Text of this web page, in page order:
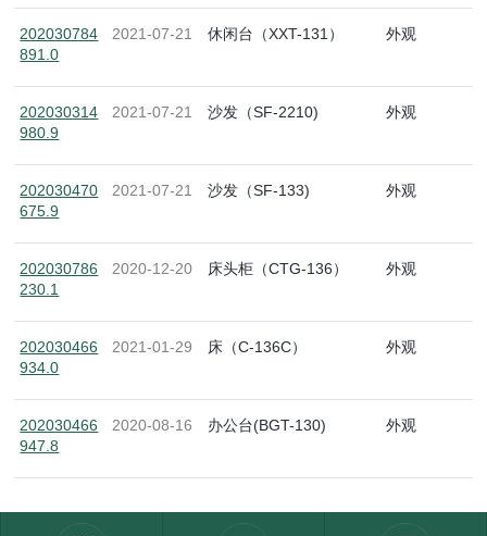
202030784
891.0
2021-07-21 休闲台（XXT-131） 外观
202030314
980.9
2021-07-21 沙发（SF-2210) 外观
202030470
675.9
2021-07-21 沙发（SF-133) 外观
202030786
230.1
2020-12-20 床头柜（CTG-136） 外观
202030466
934.0
2021-01-29 床（C-136C） 外观
202030466
947.8
2020-08-16 办公台(BGT-130) 外观